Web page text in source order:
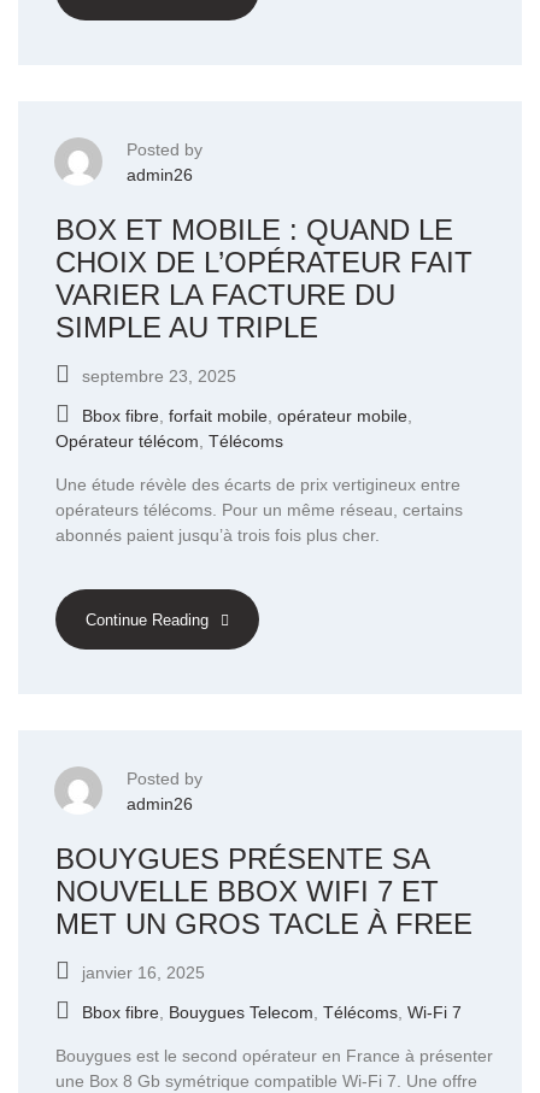
Posted by
admin26
BOX ET MOBILE : QUAND LE
CHOIX DE L’OPÉRATEUR FAIT
VARIER LA FACTURE DU
SIMPLE AU TRIPLE
septembre 23, 2025
Bbox fibre forfait mobile opérateur mobile
Opérateur télécom Télécoms
Une étude révèle des écarts de prix vertigineux entre
opérateurs télécoms. Pour un même réseau, certains
abonnés paient jusqu’à trois fois plus cher.
Continue Reading
Posted by
admin26
BOUYGUES PRÉSENTE SA
NOUVELLE BBOX WIFI 7 ET
MET UN GROS TACLE À FREE
janvier 16, 2025
Bbox fibre, Bouygues Telecom, Télécoms, Wi-Fi 7
Bouygues est le second opérateur en France à présenter
une Box 8 Gb symétrique compatible Wi-Fi 7. Une offre